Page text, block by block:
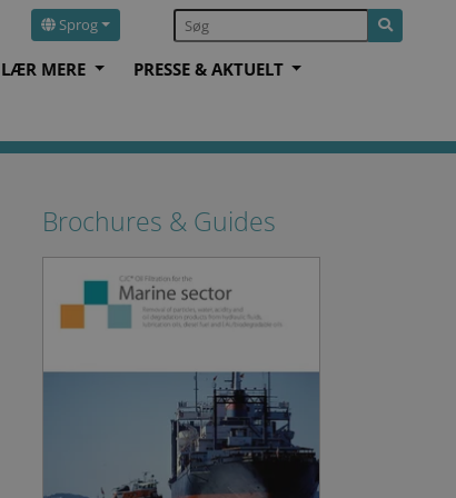
Sprog
LÆR MERE
PRESSE & AKTUELT
Brochures & Guides